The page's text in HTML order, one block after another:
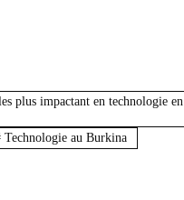
plus impactant en technologie en
Technologie au Burkina